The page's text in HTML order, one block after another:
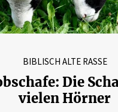
BIBLISCH ALTE RASSE
Die
vielen Hörner